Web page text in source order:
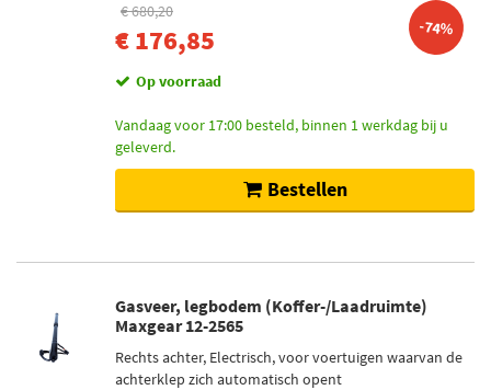
€ 680,20
€ 176,85 -74%
Op voorraad
Vandaag voor 17:00 besteld, binnen 1 werkdag bij u
geleverd.
Bestellen
Gasveer, legbodem (Koffer-/Laadruimte)
Maxgear 12-2565
Rechts achter, Electrisch, voor voertuigen waarvan de
achterklep zich automatisch opent